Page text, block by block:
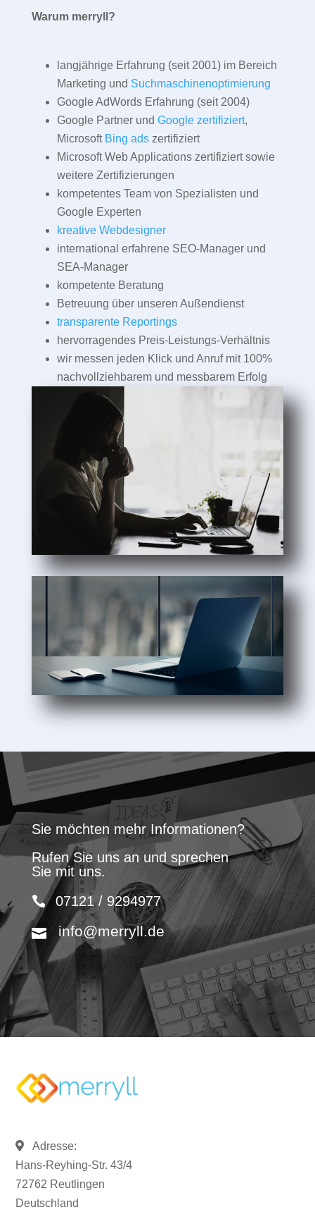
Warum merryll?
langjährige Erfahrung (seit 2001) im Bereich
Marketing und Suchmaschinenoptimierung
Google AdWords Erfahrung (seit 2004)
Google Partner und Google zertifiziert,
Microsoft Bing adszertifiziert
Microsoft Web Applications zertifiziert sowie
weitere Zertifizierungen
kompetentes Team von Spezialisten und
Google Experten
kreative Webdesigner
international erfahrene SEO-Manager und
SEA-Manager
kompetente Beratung
Betreuung über unseren Außendienst
transparente Reportings
hervorragendes Preis-Leistungs-Verhältnis
wir messen jeden Klick und Anruf mit 100%
nachvollziehbarem und messbarem Erfolg
Sie möchten mehr Informationen?
Rufen Sie uns an und sprechen
Sie mit uns.
07121 / 9294977
info@merryll.de
Adresse:
Hans-Reyhing-Str. 43/4
72762 Reutlingen
Deutschland